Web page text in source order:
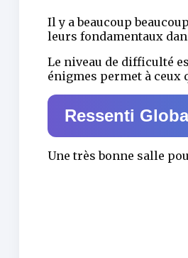
Il y a beaucoup
leurs fondamentaux
Le niveau de difficulté
énigmes permet à ceux
Ressenti
Une très bonne salle